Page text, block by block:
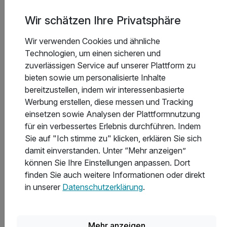
durchschnittlich?
Inspirationen für Eventreisen in
Hamburg
7 Angebote
Wir schätzen Ihre Privatsphäre
Wir verwenden Cookies und ähnliche
Technologien, um einen sicheren und
zuverlässigen Service auf unserer Plattform zu
bieten sowie um personalisierte Inhalte
bereitzustellen, indem wir interessenbasierte
Werbung erstellen, diese messen und Tracking
einsetzen sowie Analysen der Plattformnutzung
für ein verbessertes Erlebnis durchführen. Indem
Sie auf "Ich stimme zu" klicken, erklären Sie sich
damit einverstanden. Unter “Mehr anzeigen”
können Sie Ihre Einstellungen anpassen. Dort
finden Sie auch weitere Informationen oder direkt
in unserer Datenschutzerklärung.